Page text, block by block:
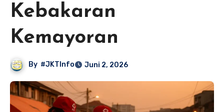
Kebakaran
Kemayoran
By #JKTInfo Juni 2, 2026